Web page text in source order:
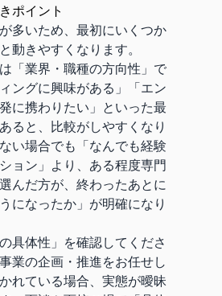
ポイント
多いため、最初にいくつか
動きやすくなります。
「業界・職種の方向性」で
ングに興味がある」「エン
に携わりたい」といった最
ると、比較がしやすくなり
い場合でも「なんでも経験
ョン」より、ある程度専門
んだ方が、終わったあとに
になったか」が明確になり
具体性」を確認してくださ
業の企画・推進をお任せし
れている場合、実態が曖昧